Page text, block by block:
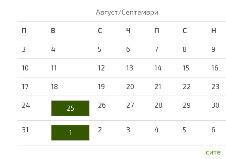
Август/Септември
П В С Ч П С Н
3 4 5 6 7 8 9
10 11 12 13 14 15 16
17 18 19 20 21 22 23
24 25 26 27 28 29 30
31 1 2 3 4 5 6
сите